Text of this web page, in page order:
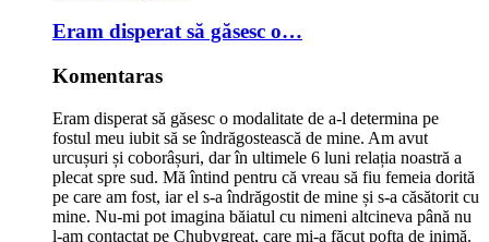
Eram disperat să găsesc o…
Komentaras
Eram disperat să găsesc o modalitate de a-l determina pe
fostul meu iubit să se îndrăgostească de mine. Am avut
urcușuri și coborâșuri, dar în ultimele 6 luni relația noastră a
plecat spre sud. Mă întind pentru că vreau să fiu femeia dorită
pe care am fost, iar el s-a îndrăgostit de mine și s-a căsătorit cu
mine. Nu-mi pot imagina băiatul cu nimeni altcineva până nu
l-am contactat pe Chubygreat, care mi-a făcut pofta de inimă.